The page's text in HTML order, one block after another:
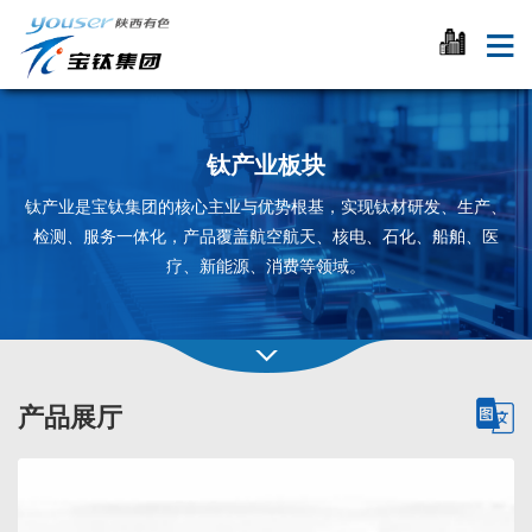
钛产业板块
钛产业是宝钛集团的核心主业与优势根基，实现钛材研发、生产、
检测、服务一体化，产品覆盖航空航天、核电、石化、船舶、医
疗、新能源、消费等领域。
产品展厅